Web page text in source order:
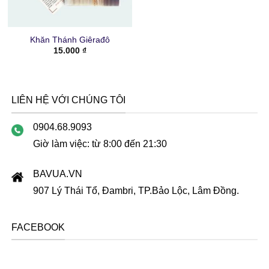
Khăn Thánh Giêrađô
15.000 ₫
LIÊN HỆ VỚI CHÚNG TÔI
0904.68.9093
Giờ làm việc: từ 8:00 đến 21:30
BAVUA.VN
907 Lý Thái Tổ, Đambri, TP.Bảo Lộc, Lâm Đồng.
FACEBOOK